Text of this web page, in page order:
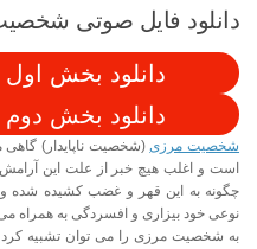
دانلود فایل صوتی شخصیت
دانلود بخش اول
دانلود بخش دوم
شخصیت مرزی(شخصیت ناپایدار) گاهی
است و اغلب هیچ خبر از علت این
چگونه به این قهر و غضب کشیده شده و
نوعی خود بیزاری و افسردگی به همراه
به شخصیت مرزی را می توان تشبیه کرد